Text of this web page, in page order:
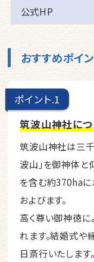
公式HP
おすすめポイ
ポイント
筑波山神社に
筑波山神社は三
波山」を御神体と
を含む約370haに
およびます。
高く尊い御神徳に
れます。結婚式や
日斎行いたします。